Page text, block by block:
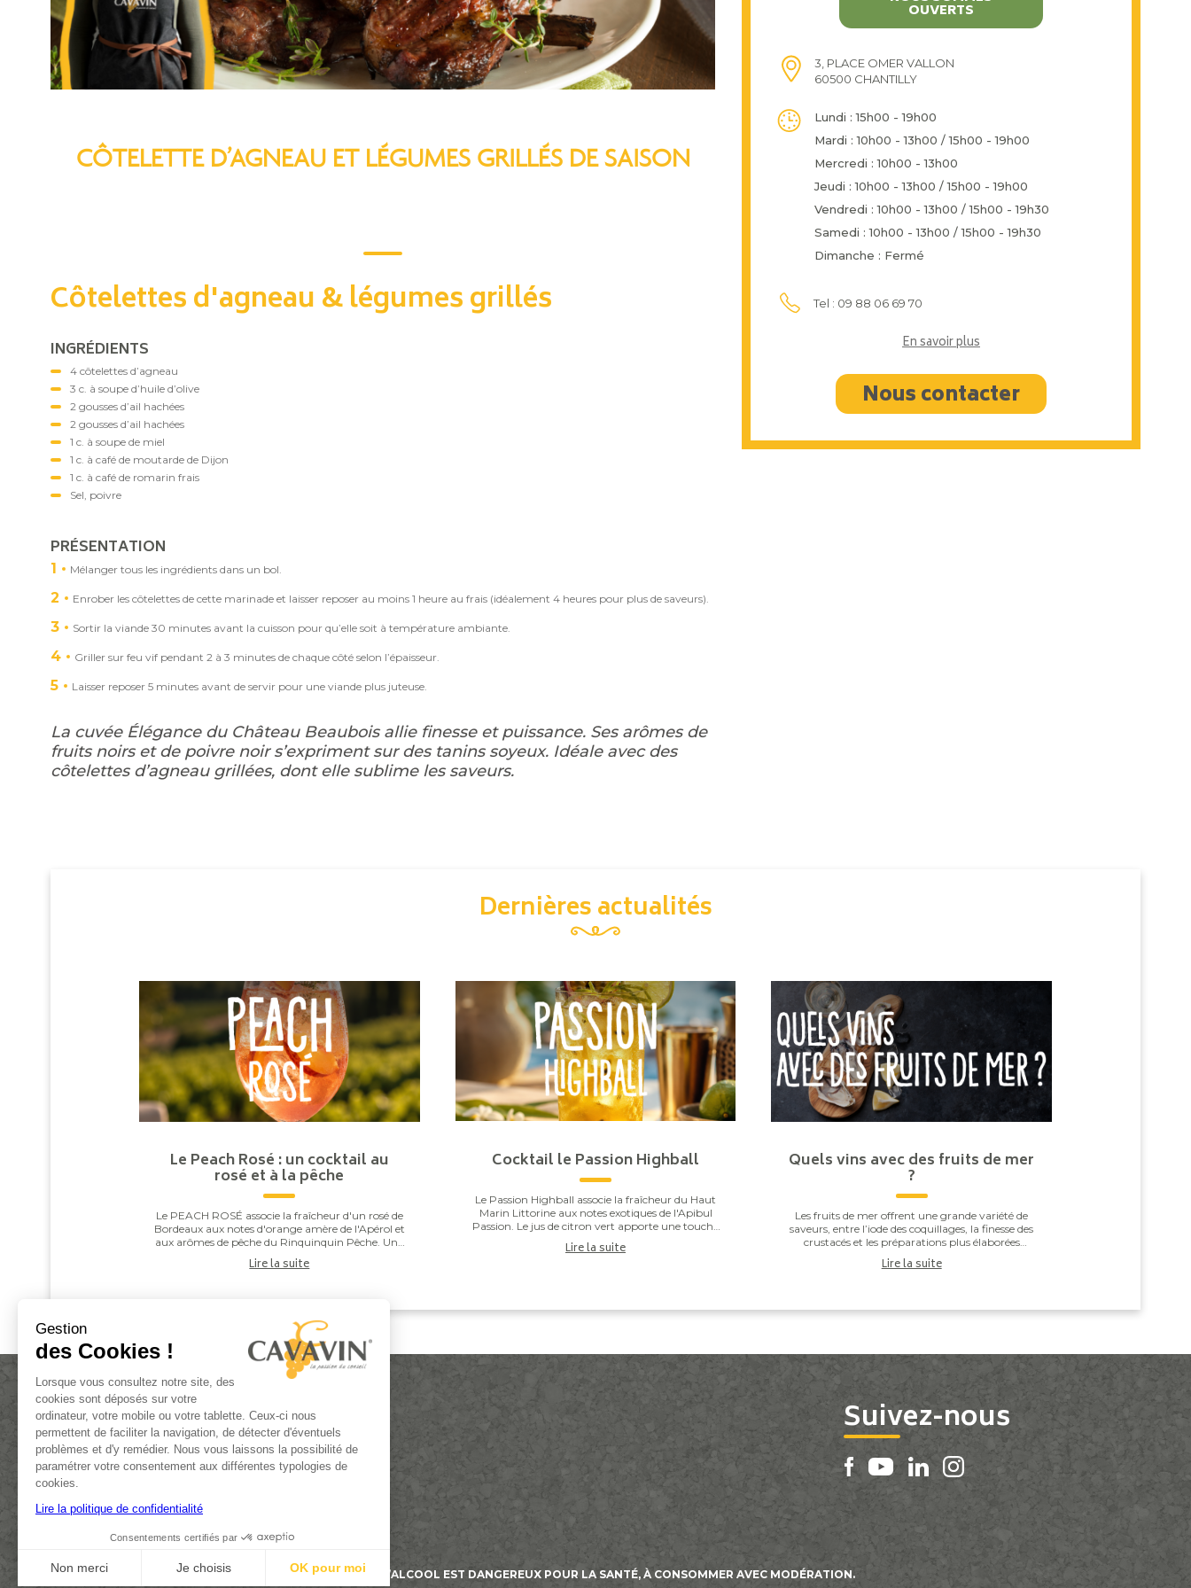
CÔTELETTE D’AGNEAU ET LÉGUMES GRILLÉS DE SAISON
Côtelettes d'agneau & légumes grillés
INGRÉDIENTS
4 côtelettes d’agneau
3 c. à soupe d’huile d’olive
2 gousses d’ail hachées
2 gousses d’ail hachées
1 c. à soupe de miel
1 c. à café de moutarde de Dijon
1 c. à café de romarin frais
Sel, poivre
PRÉSENTATION
1 Mélanger tous les ingrédients dans un bol.
2 Enrober les côtelettes de cette marinade et laisser reposer au moins 1 heure au frais (idéalement 4 heures pour plus de saveurs).
3 Sortir la viande 30 minutes avant la cuisson pour qu’elle soit à température ambiante.
4 Griller sur feu vif pendant 2 à 3 minutes de chaque côté selon l’épaisseur.
5 Laisser reposer 5 minutes avant de servir pour une viande plus juteuse.
La cuvée Élégance du Château Beaubois allie finesse et puissance. Ses arômes de
fruits noirs et de poivre noir s’expriment sur des tanins soyeux. Idéale avec des
côtelettes d’agneau grillées, dont elle sublime les saveurs.
OUVERTS
3, PLACE OMER VALLON
60500 CHANTILLY
Lundi : 15h00 - 19h00
Mardi : 10h00 - 13h00 / 15h00 - 19h00
Mercredi : 10h00 - 13h00
Jeudi : 10h00 - 13h00 / 15h00 - 19h00
Vendredi : 10h00 - 13h00 / 15h00 - 19h30
Samedi : 10h00 - 13h00 / 15h00 - 19h30
Dimanche : Fermé
Tel : 09 88 06 69 70
En savoir plus
Nous contacter
Dernières actualités
Le Peach Rosé : un cocktail au
rosé et à la pêche
Le PEACH ROSÉ associe la fraîcheur d'un rosé de
Bordeaux aux notes d'orange amère de l'Apérol et
aux arômes de pêche du Rinquinquin Pêche. Une
touche d'eau pétillante vient apporter légèreté et
v...
Lire la suite
Cocktail le Passion Highball
Le Passion Highball associe la fraîcheur du Haut
Marin Littorine aux notes exotiques de l'Apibul
Passion. Le jus de citron vert apporte une touche
de vivacité qui équilibre l'ensemble, pour un co...
Lire la suite
Quels vins avec des fruits de mer
?
Les fruits de mer offrent une grande variété de
saveurs, entre l’iode des coquillages, la finesse des
crustacés et les préparations plus élaborées
comme les gambas grillées ou les noix de Saint-J...
Lire la suite
ACTUALITÉS
DEVENIR FRANCHISÉ
Suivez-nous
L’ABUS D’ALCOOL EST DANGEREUX POUR LA SANTÉ, À CONSOMMER AVEC MODÉRATION.
Gestion
des Cookies !
Lorsque vous consultez notre site, des
cookies sont déposés sur votre
ordinateur, votre mobile ou votre tablette. Ceux-ci nous
permettent de faciliter la navigation, de détecter d'éventuels
problèmes et d'y remédier. Nous vous laissons la possibilité de
paramétrer votre consentement aux différentes typologies de
cookies.
Lire la politique de confidentialité
Consentements certifiés par
Non merci Je choisis OK pour moi